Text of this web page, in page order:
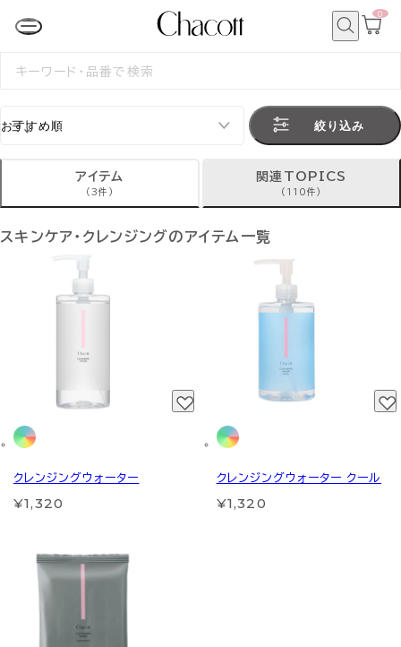
カ
0
検
絞り込み
アイテム
(3件)
関連TOPICS
(110件)
スキンケア・クレンジングのアイテム一覧
クレンジングウォーター
¥1,320
クレンジングウォーター クール
¥1,320